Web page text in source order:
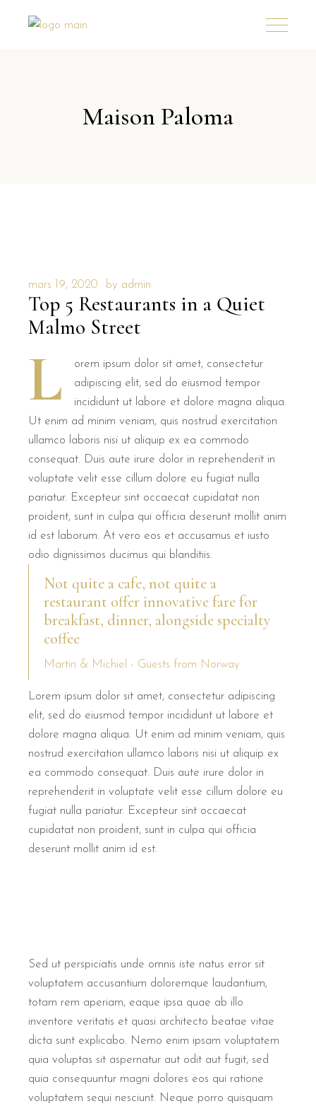
Maison Paloma
mars 19, 2020 by admin
Top 5 Restaurants in a Quiet
Malmo Street
L
orem ipsum dolor sit amet, consectetur
adipiscing elit, sed do eiusmod tempor
incididunt ut labore et dolore magna aliqua.
Ut enim ad minim veniam, quis nostrud exercitation
ullamco laboris nisi ut aliquip ex ea commodo
consequat. Duis aute irure dolor in reprehenderit in
voluptate velit esse cillum dolore eu fugiat nulla
pariatur. Excepteur sint occaecat cupidatat non
proident, sunt in culpa qui officia deserunt mollit anim
id est laborum. At vero eos et accusamus et iusto
odio dignissimos ducimus qui blanditiis.
Not quite a cafe, not quite a
restaurant offer innovative fare for
breakfast, dinner, alongside specialty
coffee
Martin & Michiel - Guests from Norway
Lorem ipsum dolor sit amet, consectetur adipiscing
elit, sed do eiusmod tempor incididunt ut labore et
dolore magna aliqua. Ut enim ad minim veniam, quis
nostrud exercitation ullamco laboris nisi ut aliquip ex
ea commodo consequat. Duis aute irure dolor in
reprehenderit in voluptate velit esse cillum dolore eu
fugiat nulla pariatur. Excepteur sint occaecat
cupidatat non proident, sunt in culpa qui officia
deserunt mollit anim id est.
Sed ut perspiciatis unde omnis iste natus error sit
voluptatem accusantium doloremque laudantium,
totam rem aperiam, eaque ipsa quae ab illo
inventore veritatis et quasi architecto beatae vitae
dicta sunt explicabo. Nemo enim ipsam voluptatem
quia voluptas sit aspernatur aut odit aut fugit, sed
quia consequuntur magni dolores eos qui ratione
voluptatem sequi nesciunt. Neque porro quisquam